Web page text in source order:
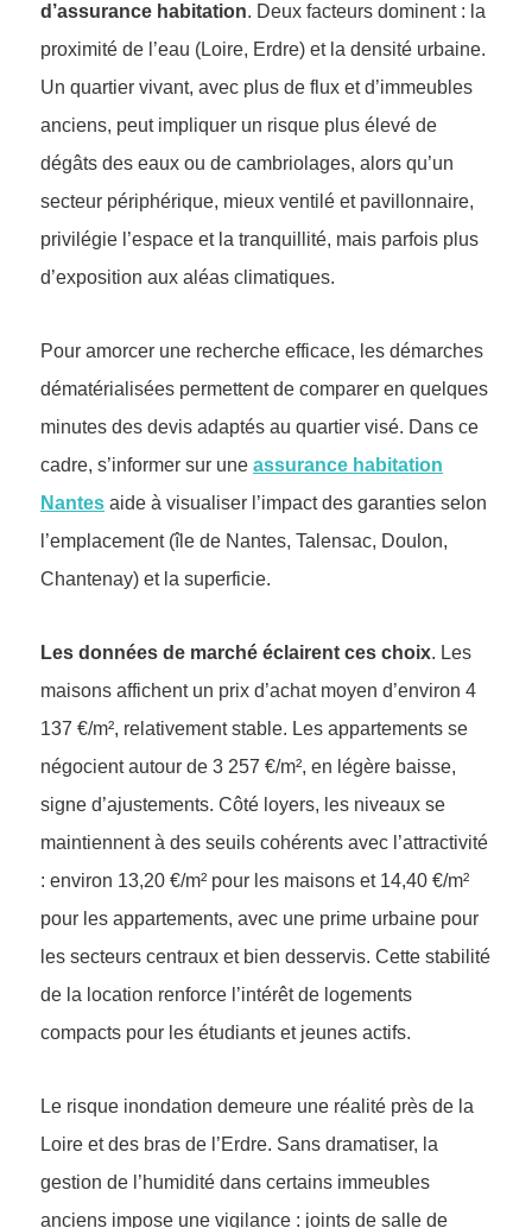
d’assurance habitation. Deux facteurs dominent : la
proximité de l’eau (Loire, Erdre) et la densité urbaine.
Un quartier vivant, avec plus de flux et d’immeubles
anciens, peut impliquer un risque plus élevé de
dégâts des eaux ou de cambriolages, alors qu’un
secteur périphérique, mieux ventilé et pavillonnaire,
privilégie l’espace et la tranquillité, mais parfois plus
d’exposition aux aléas climatiques.
Pour amorcer une recherche efficace, les démarches
dématérialisées permettent de comparer en quelques
minutes des devis adaptés au quartier visé. Dans ce
cadre, s’informer sur une assurance habitation
Nantes aide à visualiser l’impact des garanties selon
l’emplacement (île de Nantes, Talensac, Doulon,
Chantenay) et la superficie.
Les données de marché éclairent ces choix. Les
maisons affichent un prix d’achat moyen d’environ 4
137 €/m², relativement stable. Les appartements se
négocient autour de 3 257 €/m², en légère baisse,
signe d’ajustements. Côté loyers, les niveaux se
maintiennent à des seuils cohérents avec l’attractivité
: environ 13,20 €/m² pour les maisons et 14,40 €/m²
pour les appartements, avec une prime urbaine pour
les secteurs centraux et bien desservis. Cette stabilité
de la location renforce l’intérêt de logements
compacts pour les étudiants et jeunes actifs.
Le risque inondation demeure une réalité près de la
Loire et des bras de l’Erdre. Sans dramatiser, la
gestion de l’humidité dans certains immeubles
anciens impose une vigilance : joints de salle de